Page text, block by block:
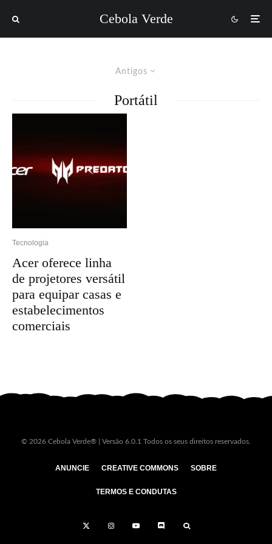
Cebola Verde
Antigos
Portátil
Tecnologia
Acer oferece linha
de projetores versátil
para equipar casas e
estabelecimentos
comerciais
© 2026 Cebola Verde® | Versão 6.0.1 Todos os seus direitos reservados.
ANUNCIE CREATIVE COMMONS SOBRE
TERMOS E CONDUTAS